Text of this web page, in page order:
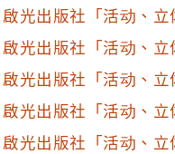
啟光出版社「活动、
啟光出版社「活动、
啟光出版社「活动、
啟光出版社「活动、
啟光出版社「活动、